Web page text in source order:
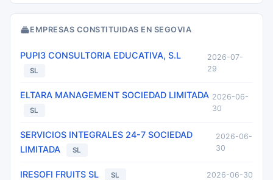
EMPRESAS CONSTITUIDAS EN SEGOVIA
PUPI3 CONSULTORIA EDUCATIVA, S.L
SL
2026-07-
29
ELTARA MANAGEMENT SOCIEDAD LIMITADA
SL
2026-06-
30
SERVICIOS INTEGRALES 24-7 SOCIEDAD
LIMITADA
SL
2026-06-
30
IRESOFI FRUITS SL SL 2026-06-30